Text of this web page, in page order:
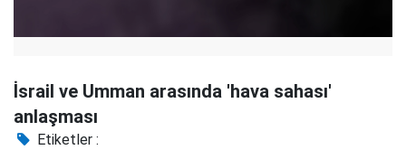
İsrail ve Umman arasında 'hava sahası'
anlaşması
Etiketler :